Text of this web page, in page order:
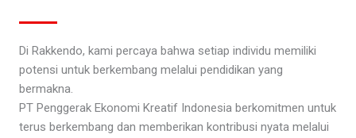
Di Rakkendo, kami percaya bahwa setiap individu memiliki
potensi untuk berkembang melalui pendidikan yang
bermakna.
PT Penggerak Ekonomi Kreatif Indonesia berkomitmen untuk
terus berkembang dan memberikan kontribusi nyata melalui